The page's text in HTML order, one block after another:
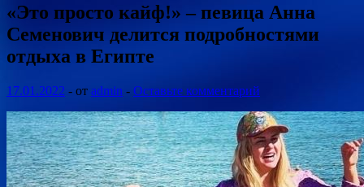
«Это просто кайф!» – певица Анна
Семенович делится подробностями
отдыха в Египте
17.01.2022 - от admin - Оставьте комментарий